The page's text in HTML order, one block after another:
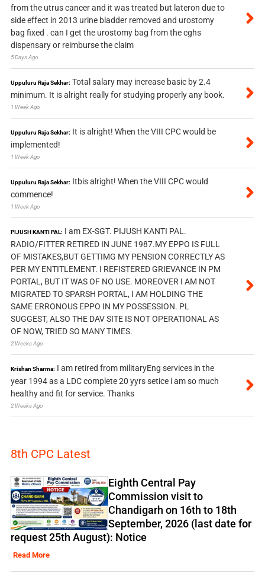
from the utrus cancer and it was treated but lateron due to
side effect in 2013 urine bladder removed and urostomy
bag fixed . can I get the urostomy bag from the cghs
dispensary or reimburse the claim
5 Days Ago
Uppuluru Raja Sekhar: Total salary may increase basic by 2.4
minimum. It is alright really for studying properly any book.
1 Week Ago
Uppuluru Raja Sekhar: It is alright! When the VIII CPC would be
implemented!
1 Week Ago
Uppuluru Raja Sekhar: Itbis alright! When the VIII CPC would
commence!
1 Week Ago
PIJUSH KANTI PAL: I am EX-SGT. PIJUSH KANTI PAL.
RADIO/FITTER RETIRED IN JUNE 1987.MY EPPO IS FULL
OF MISTAKES,BUT GETTIMG MY PENSION CORRECTLY AS
PER MY ENTITLEMENT. I REFISTERED GRIEVANCE IN PM
PORTAL, BUT IT WAS OF NO USE. MOREOVER I AM NOT
MIGRATED TO SPARSH PORTAL, I AM HOLDING THE
SAME ERRONOUS EPPO IN MY POSSESSION. PL
SUGGEST, ALSO THE DAV SITE IS NOT OPERATIONAL AS
OF NOW, TRIED SO MANY TIMES.
2 Weeks Ago
Krishan Sharma: I am retired from militaryEng services in the
year 1994 as a LDC complete 20 yyrs setice i am so much
healthy and fit for service. Thanks
2 Weeks Ago
8th CPC Latest
Eighth Central Pay
Commission visit to
Chandigarh on 16th to 18th
September, 2026 (last date for
request 25th August): Notice
Read More